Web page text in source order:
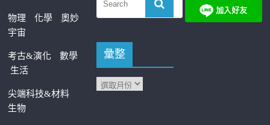
物理 化學
奧妙
宇宙
考古&演化
數學
生活
尖端科技&材料
生物
彙整